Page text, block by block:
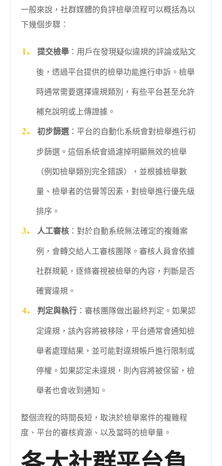
一般來說，社群媒體的負評檢舉流程可以概括為以
下幾個步驟：
提交檢舉：用戶在發現疑似違規的評論或貼文
後，透過平台提供的檢舉功能進行申訴。檢舉
時通常需要選擇違規類別，有些平台甚至允許
補充說明或上傳證據。
初步篩選：平台的自動化系統會對檢舉進行初
步篩選。這個系統會過濾掉明顯無效的檢舉
（例如檢舉類別完全錯誤），並根據檢舉數
量、檢舉者的信譽等因素，對檢舉進行優先級
排序。
人工審核：對於自動系統無法確定的複雜案
例，會轉交給人工審核團隊。審核人員會依據
社群規範，逐條審視被檢舉的內容，判斷是否
確實違規。
判定與執行：審核團隊做出最終判定。如果認
定違規，該內容將被移除，平台通常會通知檢
舉者處理結果，並可能對違規帳戶進行限制或
停權。如果認定未違規，則內容將被保留，檢
舉者也會收到通知。
整個流程的時間長短，取決於檢舉案件的複雜程
度、平台的審核資源、以及當時的檢舉量。